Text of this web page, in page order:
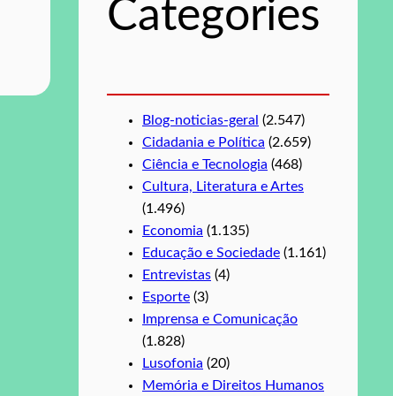
a
Categories
Blog-noticias-geral (2.547)
Cidadania e Política (2.659)
Ciência e Tecnologia (468)
Cultura, Literatura e Artes
(1.496)
Economia (1.135)
Educação e Sociedade (1.161)
Entrevistas (4)
Esporte (3)
Imprensa e Comunicação
(1.828)
Lusofonia (20)
Memória e Direitos Humanos